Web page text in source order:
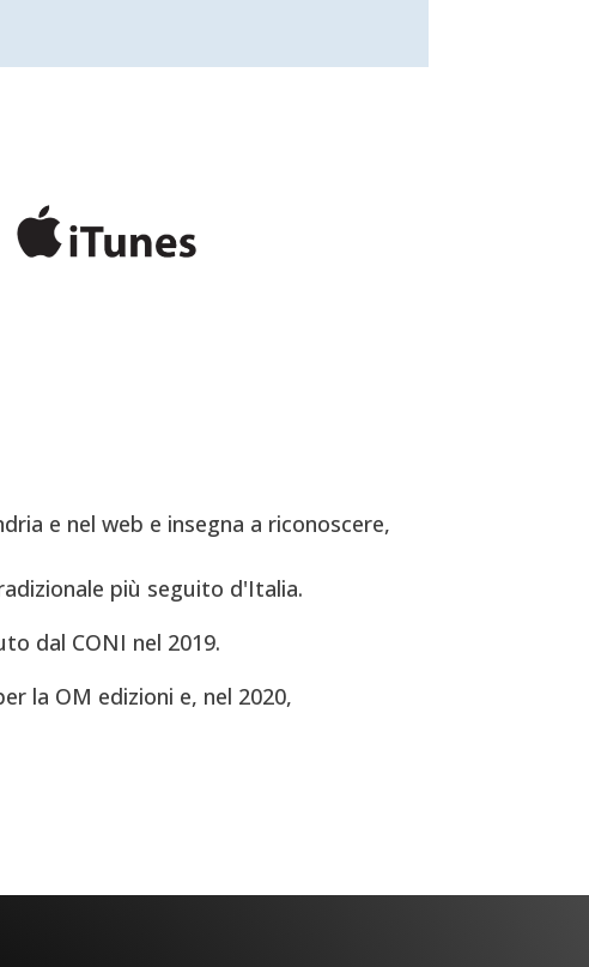
e nel web e insegna a riconoscere,
più seguito d'Italia.
dal CONI nel 2019.
la OM edizioni e, nel 2020,